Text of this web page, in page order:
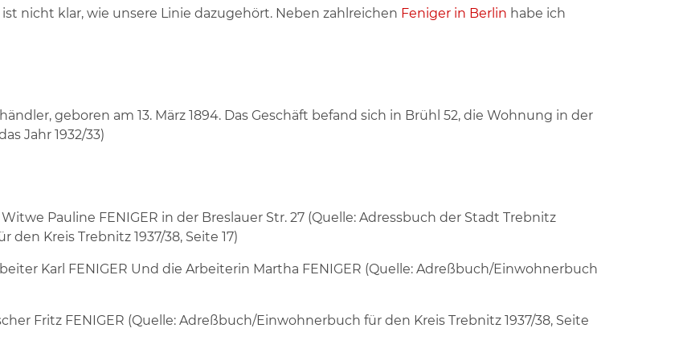
nicht klar, wie unsere Linie dazugehört. Neben zahlreichen Feniger in Berlin habe ich
geboren am 13. März 1894. Das Geschäft befand sich in Brühl 52, die Wohnung in der
Jahr 1932/33)
Pauline FENIGER in der Breslauer Str. 27 (Quelle: Adressbuch der Stadt Trebnitz
Kreis Trebnitz 1937/38, Seite 17)
Karl FENIGER Und die Arbeiterin Martha FENIGER (Quelle: Adreßbuch/Einwohnerbuch
Fritz FENIGER (Quelle: Adreßbuch/Einwohnerbuch für den Kreis Trebnitz 1937/38, Seite